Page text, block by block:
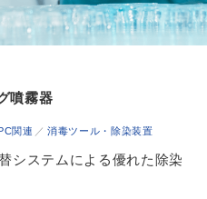
噴霧器
関連 消毒ツール・除染装置
システムによる優れた除染